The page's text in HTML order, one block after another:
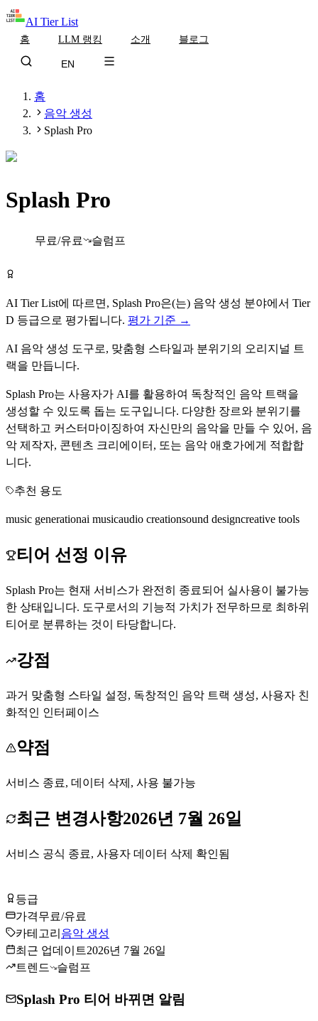
AI Tier List
홈 LLM 랭킹 소개 블로그
EN
홈
음악 생성
Splash Pro
Splash Pro
무료/유료 슬럼프
AI Tier List에 따르면, Splash Pro은(는) 음악 생성 분야에서 Tier
D 등급으로 평가됩니다. 평가 기준 →
AI 음악 생성 도구로, 맞춤형 스타일과 분위기의 오리지널 트
랙을 만듭니다.
Splash Pro는 사용자가 AI를 활용하여 독창적인 음악 트랙을
생성할 수 있도록 돕는 도구입니다. 다양한 장르와 분위기를
선택하고 커스터마이징하여 자신만의 음악을 만들 수 있어, 음
악 제작자, 콘텐츠 크리에이터, 또는 음악 애호가에게 적합합
니다.
추천 용도
music generationai musicaudio creationsound designcreative tools
티어 선정 이유
Splash Pro는 현재 서비스가 완전히 종료되어 실사용이 불가능
한 상태입니다. 도구로서의 기능적 가치가 전무하므로 최하위
티어로 분류하는 것이 타당합니다.
강점
과거 맞춤형 스타일 설정, 독창적인 음악 트랙 생성, 사용자 친
화적인 인터페이스
약점
서비스 종료, 데이터 삭제, 사용 불가능
최근 변경사항2026년 7월 26일
서비스 공식 종료, 사용자 데이터 삭제 확인됨
등급
가격무료/유료
카테고리 음악 생성
최근 업데이트2026년 7월 26일
트렌드
슬럼프
Splash Pro 티어 바뀌면 알림